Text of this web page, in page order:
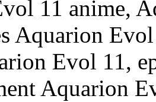
11 anime,
Aquarion
Evol 11,
Aquarion